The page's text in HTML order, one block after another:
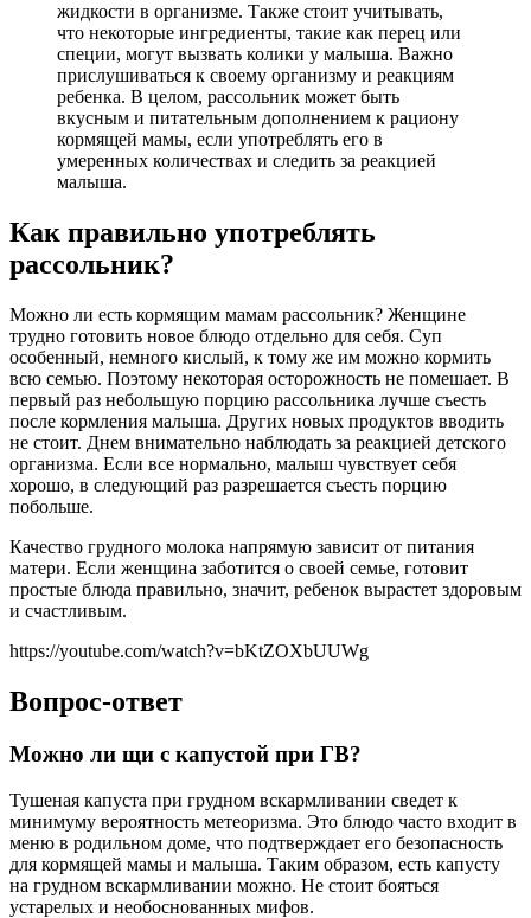
жидкости в организме. Также стоит учитывать,
что некоторые ингредиенты, такие как перец или
специи, могут вызвать колики у малыша. Важно
прислушиваться к своему организму и реакциям
ребенка. В целом, рассольник может быть
вкусным и питательным дополнением к рациону
кормящей мамы, если употреблять его в
умеренных количествах и следить за реакцией
малыша.
Как правильно употреблять
рассольник?
Можно ли есть кормящим мамам рассольник? Женщине
трудно готовить новое блюдо отдельно для себя. Суп
особенный, немного кислый, к тому же им можно кормить
всю семью. Поэтому некоторая осторожность не помешает. В
первый раз небольшую порцию рассольника лучше съесть
после кормления малыша. Других новых продуктов вводить
не стоит. Днем внимательно наблюдать за реакцией детского
организма. Если все нормально, малыш чувствует себя
хорошо, в следующий раз разрешается съесть порцию
побольше.
Качество грудного молока напрямую зависит от питания
матери. Если женщина заботится о своей семье, готовит
простые блюда правильно, значит, ребенок вырастет здоровым
и счастливым.
https://youtube.com/watch?v=bKtZOXbUUWg
Вопрос-ответ
Можно ли щи с капустой при ГВ?
Тушеная капуста при грудном вскармливании сведет к
минимуму вероятность метеоризма. Это блюдо часто входит в
меню в родильном доме, что подтверждает его безопасность
для кормящей мамы и малыша. Таким образом, есть капусту
на грудном вскармливании можно. Не стоит бояться
устарелых и необоснованных мифов.